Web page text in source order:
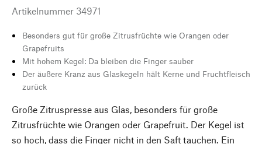
Artikelnummer 34971
Besonders gut für große Zitrusfrüchte wie Orangen oder
Grapefruits
Mit hohem Kegel: Da bleiben die Finger sauber
Der äußere Kranz aus Glaskegeln hält Kerne und Fruchtfleisch
zurück
Große Zitruspresse aus Glas, besonders für große
Zitrusfrüchte wie Orangen oder Grapefruit. Der Kegel ist
so hoch, dass die Finger nicht in den Saft tauchen. Ein